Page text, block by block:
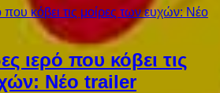
ιερό που κόβει τις
Νέο trailer